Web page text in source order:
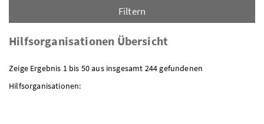
Filtern
Hilfsorganisationen Übersicht
Zeige Ergebnis 1 bis 50 aus insgesamt 244 gefundenen
Hilfsorganisationen: